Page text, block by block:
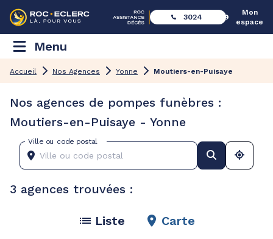
3024
Mon
espace
Menu
Accueil Nos Agences Yonne Moutiers-en-Puisaye
Nos agences de pompes funèbres :
Moutiers-en-Puisaye - Yonne
Ville ou code postal
3 agences trouvées :
Liste Carte